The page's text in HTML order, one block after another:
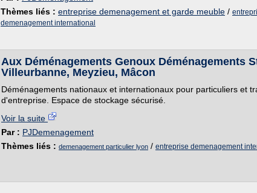
Thèmes liés : entreprise demenagement et garde meuble /
demenagement international
Aux Déménagements Genoux Déménagements
Villeurbanne, Meyzieu, Mâcon
Déménagements nationaux et internationaux pour particuliers et
d'entreprise. Espace de stockage sécurisé.
Voir la suite
Par : PJDemenagement
Thèmes liés : demenagement particulier lyon / entreprise demenagement